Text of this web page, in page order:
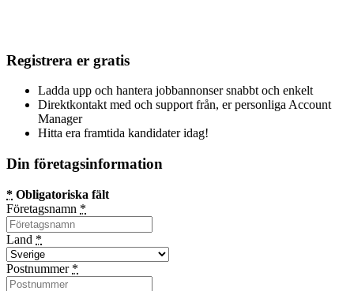
Registrera er gratis
Ladda upp och hantera jobbannonser snabbt och enkelt
Direktkontakt med och support från, er personliga Account
Manager
Hitta era framtida kandidater idag!
Din företagsinformation
* Obligatoriska fält
Företagsnamn *
Land *
Postnummer *